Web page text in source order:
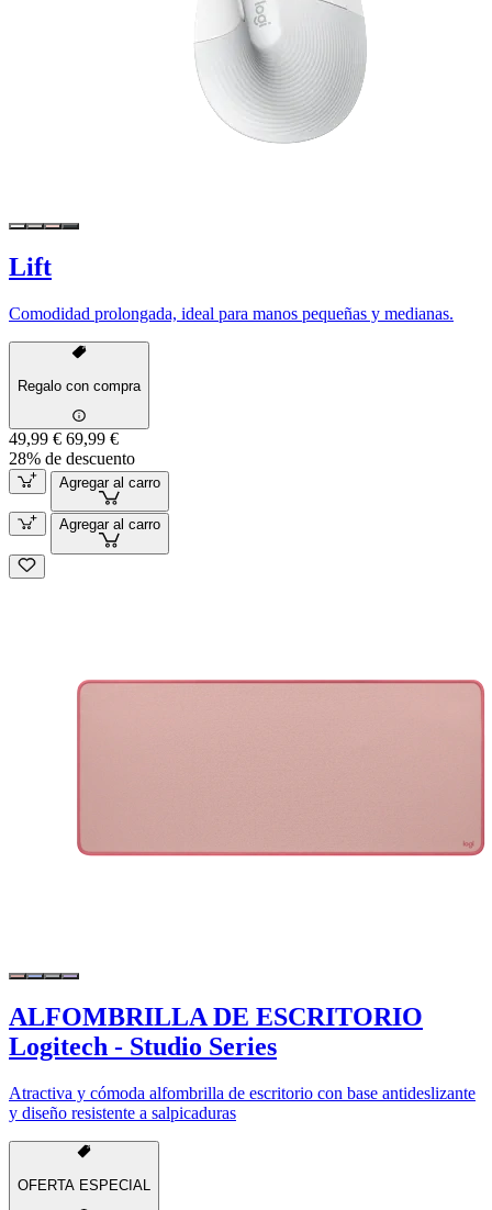
Lift
Comodidad prolongada, ideal para manos pequeñas y medianas.
Regalo con compra
49,99 € 69,99 €
28% de descuento
Agregar al carro
Agregar al carro
ALFOMBRILLA DE ESCRITORIO
Logitech - Studio Series
Atractiva y cómoda alfombrilla de escritorio con base antideslizante
y diseño resistente a salpicaduras
OFERTA ESPECIAL